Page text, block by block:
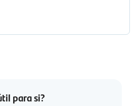
para si?